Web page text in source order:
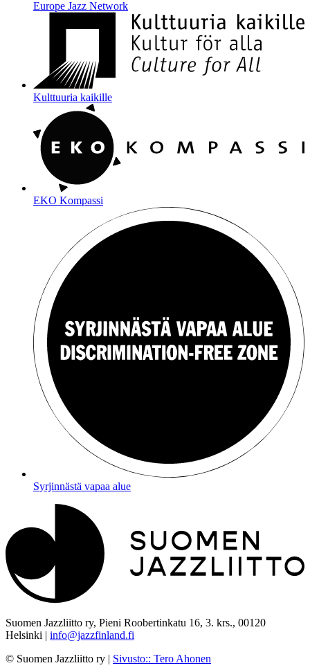
Europe Jazz Network
Kulttuuria kaikille
EKO Kompassi
Syrjinnästä vapaa alue
Suomen Jazzliitto ry, Pieni Roobertinkatu 16, 3. krs., 00120
Helsinki | info@jazzfinland.fi
© Suomen Jazzliitto ry | Sivusto:: Tero Ahonen